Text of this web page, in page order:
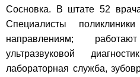
Сосновка. В штате 52
Специалисты
направлениям;
ультразвуковой
лабораторная служба,